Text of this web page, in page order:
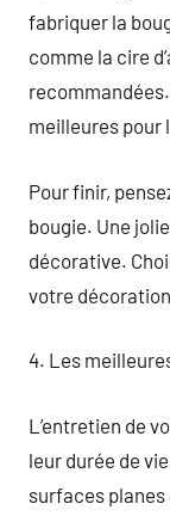
fabriquer la
comme la cire
meilleures pour
Pour finir,
bougie. Une
décorative.
votre
4. Les
L’entretien de
leur durée de
surfaces planes